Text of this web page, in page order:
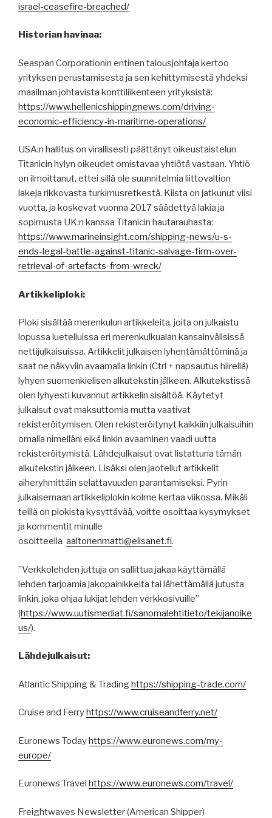
israel-ceasefire-breached/
Historian havinaa:
Seaspan Corporationin entinen talousjohtaja kertoo
yrityksen perustamisesta ja sen kehittymisestä yhdeksi
maailman johtavista konttiliikenteen yrityksistä:
https://www.hellenicshippingnews.com/driving-
economic-efficiency-in-maritime-operations/
USA:n hallitus on virallisesti päättänyt oikeustaistelun
Titanicin hylyn oikeudet omistavaa yhtiötä vastaan. Yhtiö
on ilmoittanut, ettei sillä ole suunnitelmia liittovaltion
lakeja rikkovasta turkimusretkestä. Kiista on jatkunut viisi
vuotta, ja koskevat vuonna 2017 säädettyä lakia ja
sopimusta UK:n kanssa Titanicin hautarauhasta:
https://www.marineinsight.com/shipping-news/u-s-
ends-legal-battle-against-titanic-salvage-firm-over-
retrieval-of-artefacts-from-wreck/
Artikkeliploki:
Ploki sisältää merenkulun artikkeleita, joita on julkaistu
lopussa luetelluissa eri merenkulkualan kansainvälisissä
nettijulkaisuissa. Artikkelit julkaisen lyhentämättöminä ja
saat ne näkyviin avaamalla linkin (Ctrl + napsautus hiirellä)
lyhyen suomenkielisen alkutekstin jälkeen. Alkutekstissä
olen lyhyesti kuvannut artikkelin sisältöä. Käytetyt
julkaisut ovat maksuttomia mutta vaativat
rekisteröitymisen. Olen rekisteröitynyt kaikkiin julkaisuihin
omalla nimelläni eikä linkin avaaminen vaadi uutta
rekisteröitymistä. Lähdejulkaisut ovat listattuna tämän
alkutekstin jälkeen. Lisäksi olen jaotellut artikkelit
aiheryhmittäin selattavuuden parantamiseksi. Pyrin
julkaisemaan artikkeliplokin kolme kertaa viikossa. Mikäli
teillä on plokista kysyttävää, voitte osoittaa kysymykset
ja kommentit minulle
osoitteella aaltonenmatti@elisanet.fi.
”Verkkolehden juttuja on sallittua jakaa käyttämällä
lehden tarjoamia jakopainikkeita tai lähettämällä jutusta
linkin, joka ohjaa lukijat lehden verkkosivuille”
(https://www.uutismediat.fi/sanomalehtitieto/tekijanoike
us/).
Lähdejulkaisut:
Atlantic Shipping & Tradinghttps://shipping-trade.com/
Cruise and Ferryhttps://www.cruiseandferry.net/
Euronews Todayhttps://www.euronews.com/my-
europe/
Euronews Travel https://www.euronews.com/travel/
Freightwaves Newsletter (American Shipper)